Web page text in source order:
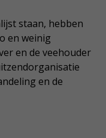
staan, hebben
en weinig
en de veehouder
en de